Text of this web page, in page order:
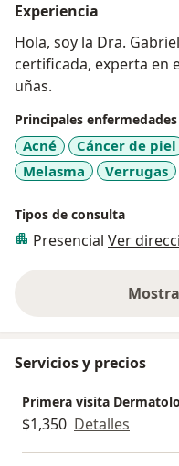
Experiencia
Hola, soy la Dra.
certificada, experta en
uñas.
Principales
Acné Cáncer de piel
Melasma
Verrugas
Tipos de consulta
Presencial Ver
Servicios y precios
Primera visita
$1,350 Detalles